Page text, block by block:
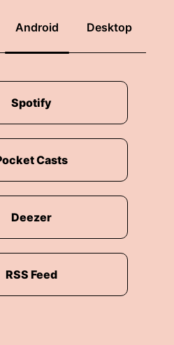
Android Desktop
Spotify
Casts
Deezer
RSS Feed